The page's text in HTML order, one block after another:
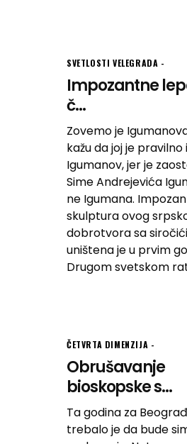
SVETLOSTI VELEGRADA
Impozantne
č...
Zovemo je
kažu da joj je
Igumanov, jer je
Sime Andrejevića
ne Igumana.
skulptura ovog
dobrotvora sa
uništena je u prvim
Drugom svetskom
ČETVRTA DIMENZIJA
Obrušavanje
bioskopske s...
Ta godina za
trebalo je da bude